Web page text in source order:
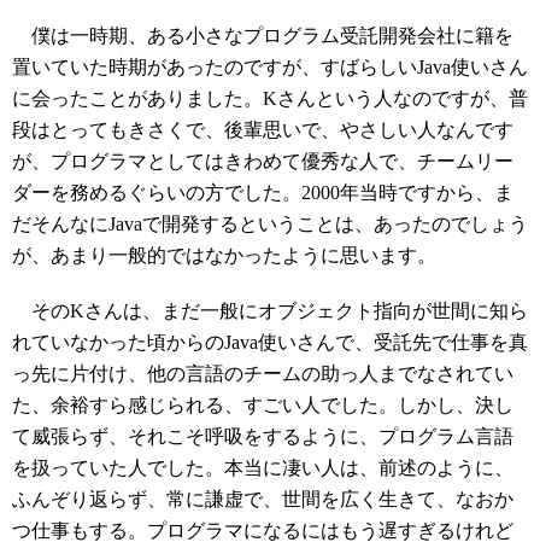
僕は一時期、ある小さなプログラム受託開発会社に籍を
置いていた時期があったのですが、すばらしいJava使いさん
に会ったことがありました。Kさんという人なのですが、普
段はとってもきさくで、後輩思いで、やさしい人なんです
が、プログラマとしてはきわめて優秀な人で、チームリー
ダーを務めるぐらいの方でした。2000年当時ですから、ま
だそんなにJavaで開発するということは、あったのでしょう
が、あまり一般的ではなかったように思います。
そのKさんは、まだ一般にオブジェクト指向が世間に知ら
れていなかった頃からのJava使いさんで、受託先で仕事を真
っ先に片付け、他の言語のチームの助っ人までなされてい
た、余裕すら感じられる、すごい人でした。しかし、決し
て威張らず、それこそ呼吸をするように、プログラム言語
を扱っていた人でした。本当に凄い人は、前述のように、
ふんぞり返らず、常に謙虚で、世間を広く生きて、なおか
つ仕事もする。プログラマになるにはもう遅すぎるけれど